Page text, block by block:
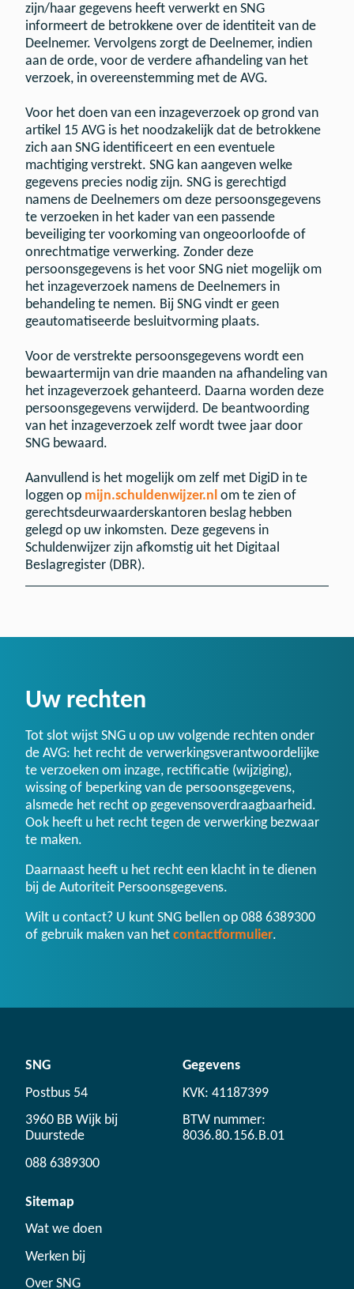
zijn/haar gegevens heeft verwerkt en SNG
informeert de betrokkene over de identiteit van de
Deelnemer. Vervolgens zorgt de Deelnemer, indien
aan de orde, voor de verdere afhandeling van het
verzoek, in overeenstemming met de AVG.
Voor het doen van een inzageverzoek op grond van
artikel 15 AVG is het noodzakelijk dat de betrokkene
zich aan SNG identificeert en een eventuele
machtiging verstrekt. SNG kan aangeven welke
gegevens precies nodig zijn. SNG is gerechtigd
namens de Deelnemers om deze persoonsgegevens
te verzoeken in het kader van een passende
beveiliging ter voorkoming van ongeoorloofde of
onrechtmatige verwerking. Zonder deze
persoonsgegevens is het voor SNG niet mogelijk om
het inzageverzoek namens de Deelnemers in
behandeling te nemen. Bij SNG vindt er geen
geautomatiseerde besluitvorming plaats.
Voor de verstrekte persoonsgegevens wordt een
bewaartermijn van drie maanden na afhandeling van
het inzageverzoek gehanteerd. Daarna worden deze
persoonsgegevens verwijderd. De beantwoording
van het inzageverzoek zelf wordt twee jaar door
SNG bewaard.
Aanvullend is het mogelijk om zelf met DigiD in te
loggen op mijn.schuldenwijzer.nl om te zien of
gerechtsdeurwaarderskantoren beslag hebben
gelegd op uw inkomsten. Deze gegevens in
Schuldenwijzer zijn afkomstig uit het Digitaal
Beslagregister (DBR).
Uw rechten
Tot slot wijst SNG u op uw volgende rechten onder
de AVG: het recht de verwerkingsverantwoordelijke
te verzoeken om inzage, rectificatie (wijziging),
wissing of beperking van de persoonsgegevens,
alsmede het recht op gegevensoverdraagbaarheid.
Ook heeft u het recht tegen de verwerking bezwaar
te maken.
Daarnaast heeft u het recht een klacht in te dienen
bij de Autoriteit Persoonsgegevens.
Wilt u contact? U kunt SNG bellen op 088 6389300
of gebruik maken van het contactformulier.
SNG
Postbus 54
3960 BB Wijk bij
Duurstede
088 6389300
Gegevens
KVK: 41187399
BTW nummer:
8036.80.156.B.01
Sitemap
Wat we doen
Werken bij
Over SNG